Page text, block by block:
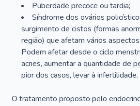
Puberdade precoce ou tardia;
Síndrome dos ovários
surgimento de cistos (formas
região) que afetam vários
Podem afetar desde o ciclo
acnes, aumentar a quantidade de
pior dos casos, levar à infertilidade.
O tratamento proposto pelo